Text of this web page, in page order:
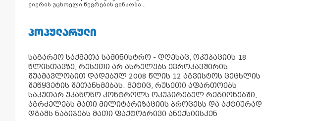
ჟიურის უცხოელი წევრების ვინაობა
ᲞᲝᲞᲣᲚᲐᲠᲣᲚᲘ
საგარეო საქმეთა სამინისტრო - დღესაც, ოკუპაციის 18
წლისთავზე, რუსეთი არ ასრულებს ევროკავშირის
შუამავლობით დადებულ 2008 წლის 12 აგვისტოს ცეცხლის
შეწყვეტის შეთანხმებას. მეტიც, რუსეთი აფართოებს
საკუთარ უკანონო კონტროლს ოკუპირებულ რეგიონებში,
აგრძელებს მათი მილიტარიზაციის პროცესს და აქტიურად
დგამს ნაბიჯებს მათი ფაქტობრივი ანექსიისკენ